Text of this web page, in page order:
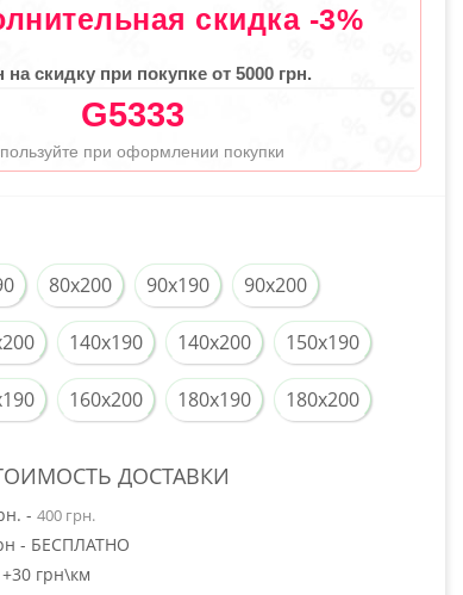
скидка -3%
на скидку при покупке от 5000 грн.
G5333
при оформлении покупки
80x200 90x190 90x200
140x190 140x200 150x190
160x200 180x190 180x200
ДОСТАВКИ
- 400 грн.
- БЕСПЛАТНО
грн\км